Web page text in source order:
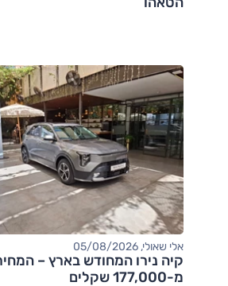
אלי שאולי, 05/08/2026
קיה נירו המחודש בארץ –
מ-177,000 שקלים